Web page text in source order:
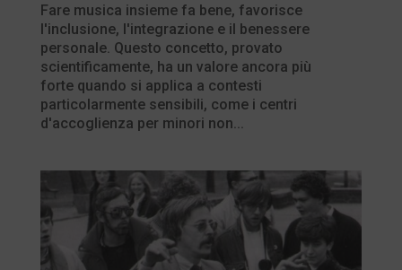
Fare musica insieme fa bene, favorisce
l'inclusione, l'integrazione e il benessere
personale. Questo concetto, provato
scientificamente, ha un valore ancora più
forte quando si applica a contesti
particolarmente sensibili, come i centri
d'accoglienza per minori non...